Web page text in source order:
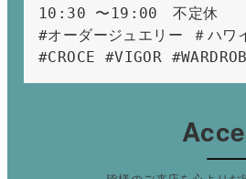
10:30 〜19:00　不定休
#オーダージュエリー ＃ハワ
#CROCE #VIGOR